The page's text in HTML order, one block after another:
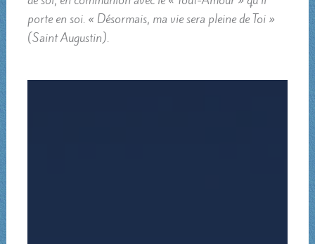
porte en soi. « Désormais, ma vie sera pleine de Toi »
(Saint Augustin).